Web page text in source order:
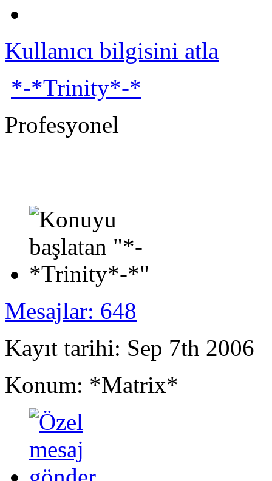
Kullanıcı bilgisini atla
*-*Trinity*-*
Profesyonel
Mesajlar: 648
Kayıt tarihi: Sep 7th 2006
Konum: *Matrix*